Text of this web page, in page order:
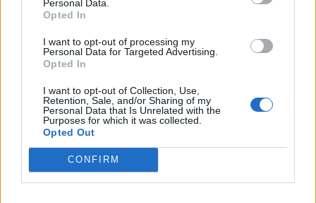
Personal Data.
Opted In
I want to opt-out of processing my
Personal Data for Targeted Advertising.
Opted In
I want to opt-out of Collection, Use,
Retention, Sale, and/or Sharing of my
Personal Data that Is Unrelated with the
Purposes for which it was collected.
Opted Out
CONFIRM
«Ακούμε, Τρώμε και Πίνουμε Κρητικά»: Τα πανηγύρια
γίνονται «όχημα» για τα προϊόντα της Κρήτης
Λ. Μενδώνη για Ν. Καλογερόπουλο: Υπηρέτησε την τέχνη
«με αφοσίωση, ήθος και ανιδιοτέλεια»
12:10
Ηράκλειο: Με επιτυχία ολοκληρώθηκε η δράση